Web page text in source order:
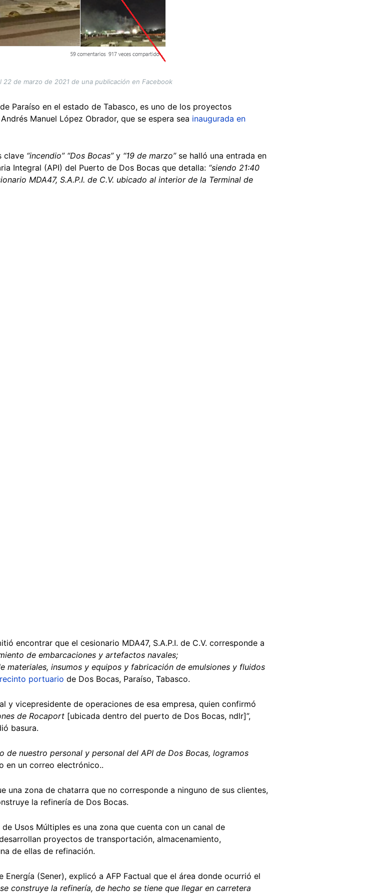
22 de marzo de 2021 de una publicación en Facebook
Paraíso en el estado de Tabasco, es uno de los proyectos
Manuel López Obrador, que se espera sea inaugurada en
clave “incendio” “Dos Bocas” y “19 de marzo” se halló una entrada en
Integral (API) del Puerto de Dos Bocas que detalla: “siendo 21:40
MDA47, S.A.P.I. de C.V. ubicado al interior de la Terminal de
encontrar que el cesionario MDA47, S.A.P.I. de C.V. corresponde a
de embarcaciones y artefactos navales;
materiales, insumos y equipos y fabricación de emulsiones y fluidos
recinto portuario de Dos Bocas, Paraíso, Tabasco.
y vicepresidente de operaciones de esa empresa, quien confirmó
de Rocaport [ubicada dentro del puerto de Dos Bocas, ndlr]”,
basura.
de nuestro personal y personal del API de Dos Bocas, logramos
en un correo electrónico..
una zona de chatarra que no corresponde a ninguno de sus clientes,
la refinería de Dos Bocas.
Usos Múltiples es una zona que cuenta con un canal de
proyectos de transportación, almacenamiento,
de ellas de refinación.
(Sener), explicó a AFP Factual que el área donde ocurrió el
construye la refinería, de hecho se tiene que llegar en carretera